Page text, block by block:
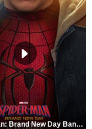
Spider-Man: Brand New Day Bande-annonce VO STFR